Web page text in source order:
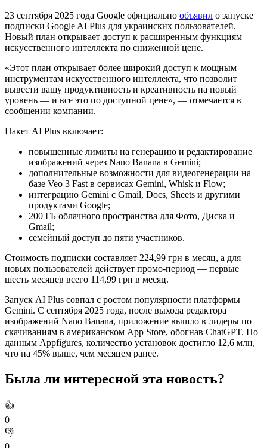
23 сентября 2025 года Google официально объявил о запуске
подписки Google AI Plus для украинских пользователей.
Новый план открывает доступ к расширенным функциям
искусственного интеллекта по сниженной цене.
«Этот план открывает более широкий доступ к мощным
инструментам искусственного интеллекта, что позволит
вывести вашу продуктивность и креативность на новый
уровень — и все это по доступной цене», — отмечается в
сообщении компании.
Пакет AI Plus включает:
повышенные лимиты на генерацию и редактирование
изображений через Nano Banana в Gemini;
дополнительные возможности для видеогенерации на
базе Veo 3 Fast в сервисах Gemini, Whisk и Flow;
интеграцию Gemini с Gmail, Docs, Sheets и другими
продуктами Google;
200 ГБ облачного пространства для Фото, Диска и
Gmail;
семейный доступ до пяти участников.
Стоимость подписки составляет 224,99 грн в месяц, а для
новых пользователей действует промо-период — первые
шесть месяцев всего 114,99 грн в месяц.
Запуск AI Plus совпал с ростом популярности платформы
Gemini. С сентября 2025 года, после выхода редактора
изображений Nano Banana, приложение вышло в лидеры по
скачиваниям в американском App Store, обогнав ChatGPT. По
данным Appfigures, количество установок достигло 12,6 млн,
что на 45% выше, чем месяцем ранее.
Была ли интересной эта новость?
👍
0
👎